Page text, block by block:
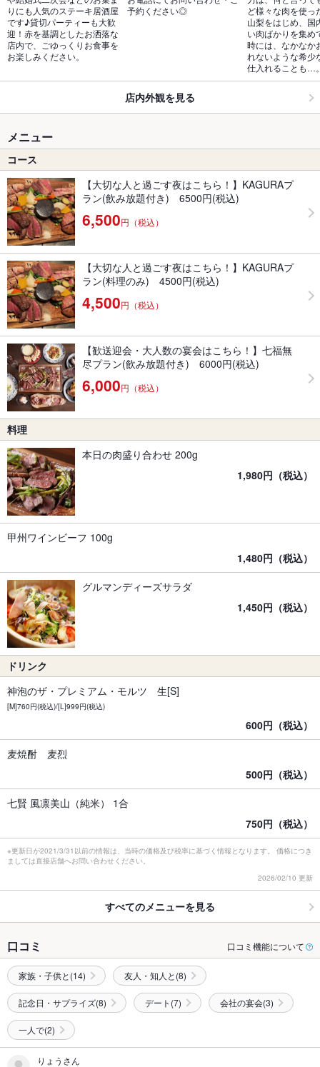
りにも人気のステーキ居酒屋
です♪貸切パーティーも大歓
迎！赤を基調としたお洒落な
店内で、ごゆっくりお食事を
お楽しみください。
予約ください◎
ど様々な肉を使っ
山梨をはじめ、国
い肉ばかりを集め
時には、なかなか
れないような希少
仕入れることも…
店内外観を見る
メニュー
コース
【大切な人と過ごす夜はこちら！】KAGURAプ
ラン(飲み放題付き) 6500円(税込)
6,500円（税込）
【大切な人と過ごす夜はこちら！】KAGURAプ
ラン(料理のみ) 4500円(税込)
4,500円（税込）
【歓送迎会・大人数の宴会はこちら！】七福無
尽プラン(飲み放題付き) 6000円(税込)
6,000円（税込）
料理
本日の肉盛り合わせ 200g
1,980円（税込）
甲州ワインビーフ 100g
1,480円（税込）
グルマンディーズサラダ
1,450円（税込）
ドリンク
神泡のザ・プレミアム・モルツ 生[S]
[M]760円(税込)/[L]999円(税込)
600円（税込）
麦焼酎 麦烈
500円（税込）
七賢 風凛美山（純米） 1合
750円（税込）
※更新日が2021/3/31以前の情報は、当時の価格及び税率に基づく情報となります。 価格につき
ましては直接店舗へお問い合わせください。
2026/02/10 更新
すべてのメニューを見る
口コミ 口コミ機能について
家族・子供と(14) 友人・知人と(8)
記念日・サプライズ(8) デート(7) 会社の宴会(3)
一人で(2)
りょうさん